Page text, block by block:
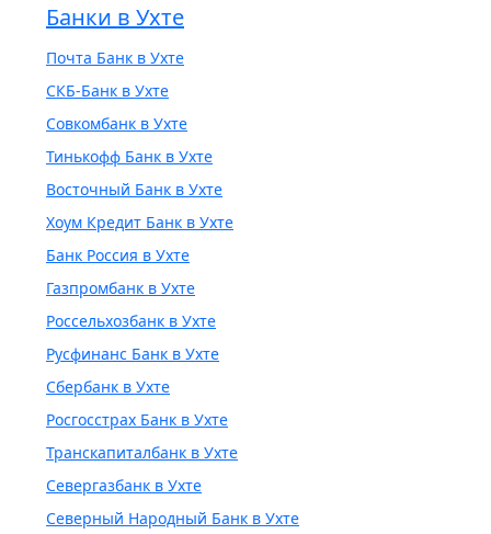
Банки в Ухте
Почта Банк в Ухте
СКБ-Банк в Ухте
Совкомбанк в Ухте
Тинькофф Банк в Ухте
Восточный Банк в Ухте
Хоум Кредит Банк в Ухте
Банк Россия в Ухте
Газпромбанк в Ухте
Россельхозбанк в Ухте
Русфинанс Банк в Ухте
Сбербанк в Ухте
Росгосстрах Банк в Ухте
Транскапиталбанк в Ухте
Севергазбанк в Ухте
Северный Народный Банк в Ухте